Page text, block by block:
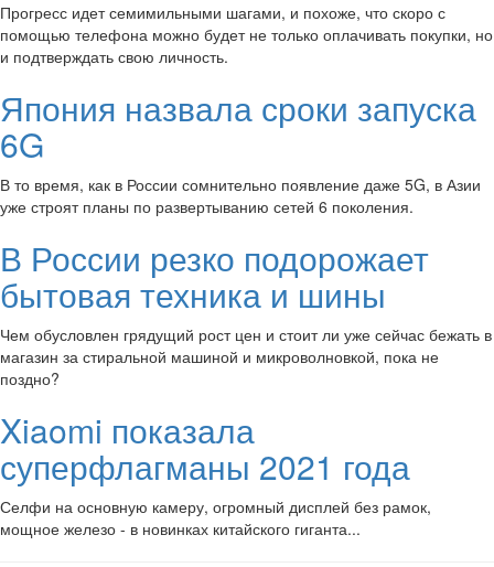
Прогресс идет семимильными шагами, и похоже, что скоро с
помощью телефона можно будет не только оплачивать покупки, но
и подтверждать свою личность.
Япония назвала сроки запуска
6G
В то время, как в России сомнительно появление даже 5G, в Азии
уже строят планы по развертыванию сетей 6 поколения.
В России резко подорожает
бытовая техника и шины
Чем обусловлен грядущий рост цен и стоит ли уже сейчас бежать в
магазин за стиральной машиной и микроволновкой, пока не
поздно?
Xiaomi показала
суперфлагманы 2021 года
Селфи на основную камеру, огромный дисплей без рамок,
мощное железо - в новинках китайского гиганта...